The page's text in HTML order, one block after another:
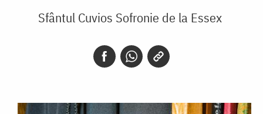
Sfântul Cuvios Sofronie de la Essex